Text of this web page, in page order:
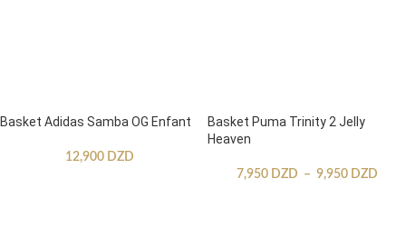
Basket Adidas Samba OG Enfant
12,900 DZD
Basket Puma Trinity 2 Jelly
Heaven
7,950 DZD – 9,950 DZD